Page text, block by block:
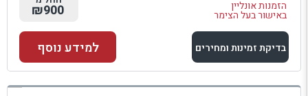
הזמנות אונליין
באישור בעל הצימר ₪900
בדיקת זמינות ומחירים
למתחם זה
למידע נוסף